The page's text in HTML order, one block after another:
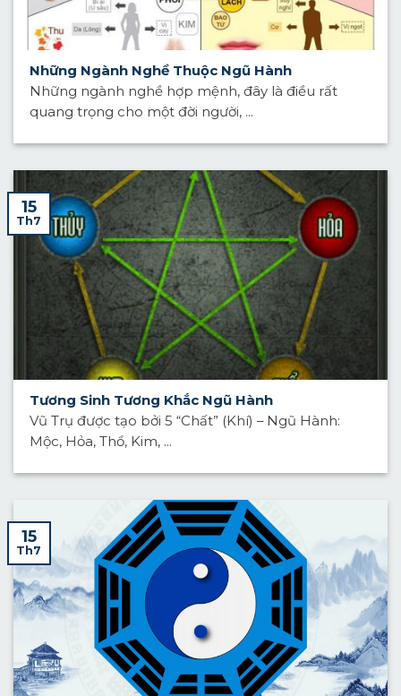
Những Ngành Nghề Thuộc Ngũ Hành
Những ngành nghề hợp mệnh, đây là điều rất
quang trọng cho một đời người, ...
Tương Sinh Tương Khắc Ngũ Hành
Vũ Trụ được tạo bởi 5 “Chất” (Khí) – Ngũ Hành:
Mộc, Hỏa, Thổ, Kim, ...
15
Th7
15
Th7